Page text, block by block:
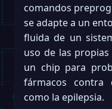
comandos
se adapte a un
fluida de un
uso de las
un chip para
fármacos contra
como la epilepsia.